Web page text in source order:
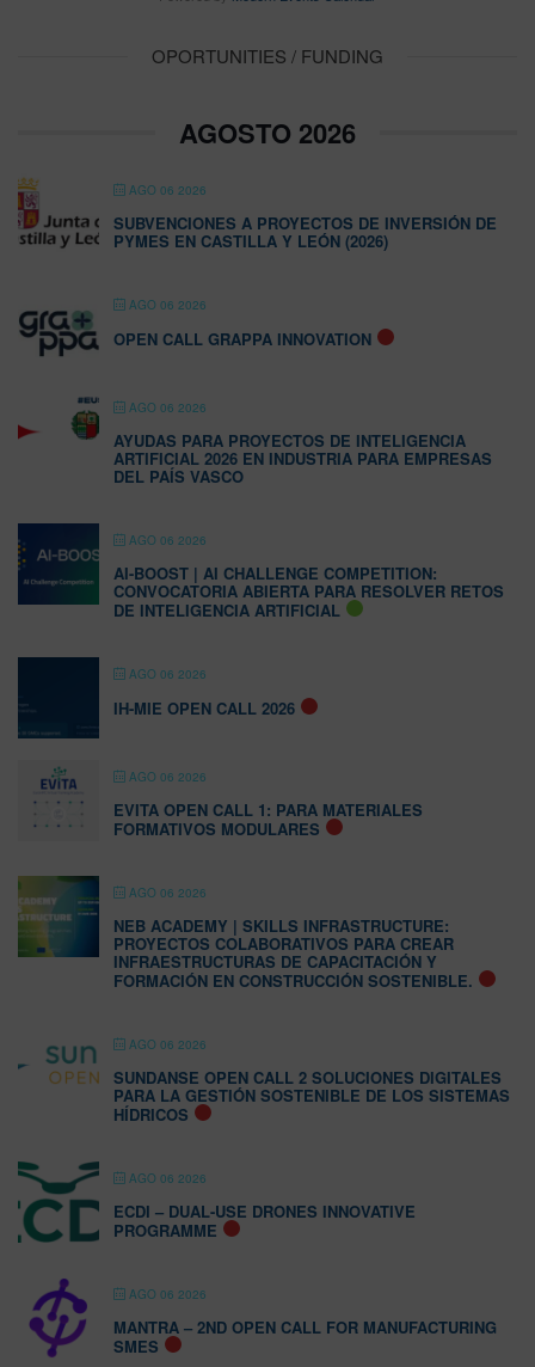
OPORTUNITIES / FUNDING
AGOSTO 2026
AGO 06 2026
SUBVENCIONES A PROYECTOS DE INVERSIÓN DE
PYMES EN CASTILLA Y LEÓN (2026)
AGO 06 2026
OPEN CALL GRAPPA INNOVATION
AGO 06 2026
AYUDAS PARA PROYECTOS DE INTELIGENCIA
ARTIFICIAL 2026 EN INDUSTRIA PARA EMPRESAS
DEL PAÍS VASCO
AGO 06 2026
AI-BOOST | AI CHALLENGE COMPETITION:
CONVOCATORIA ABIERTA PARA RESOLVER RETOS
DE INTELIGENCIA ARTIFICIAL
AGO 06 2026
IH-MIE OPEN CALL 2026
AGO 06 2026
EVITA OPEN CALL 1: PARA MATERIALES
FORMATIVOS MODULARES
AGO 06 2026
NEB ACADEMY | SKILLS INFRASTRUCTURE:
PROYECTOS COLABORATIVOS PARA CREAR
INFRAESTRUCTURAS DE CAPACITACIÓN Y
FORMACIÓN EN CONSTRUCCIÓN SOSTENIBLE.
AGO 06 2026
SUNDANSE OPEN CALL 2 SOLUCIONES DIGITALES
PARA LA GESTIÓN SOSTENIBLE DE LOS SISTEMAS
HÍDRICOS
AGO 06 2026
ECDI – DUAL-USE DRONES INNOVATIVE
PROGRAMME
AGO 06 2026
MANTRA – 2ND OPEN CALL FOR MANUFACTURING
SMES